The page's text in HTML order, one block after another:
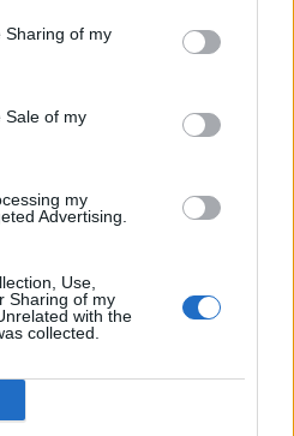
Sharing of my
Sale of my
my
Advertising.
Use,
Sharing of my
with the
collected.
osan lentää
–
rajoitus